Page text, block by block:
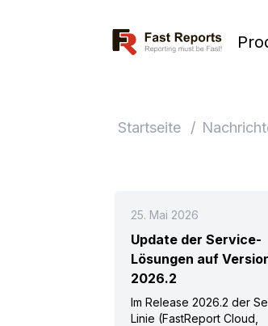
Fast Reports
Startseite /
25. Mai 2026
Update der Service-
Lösungen auf
2026.2
Im Release 2026.2 der
Linie (FastReport Cloud,